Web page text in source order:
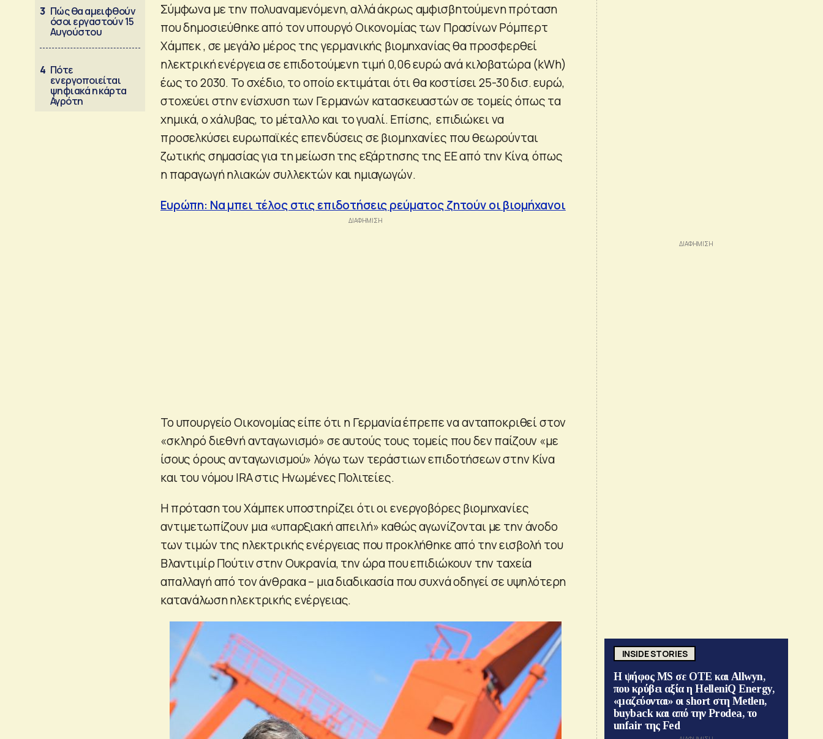
3 Πώς θα αμειφθούν
όσοι εργαστούν 15
Αυγούστου
4 Πότε
ενεργοποιείται
ψηφιακά η κάρτα
Αγρότη
Σύμφωνα με την πολυαναμενόμενη, αλλά άκρως αμφισβητούμενη πρόταση
που δημοσιεύθηκε από τον υπουργό Οικονομίας των Πρασίνων Ρόμπερτ
Χάμπεκ , σε μεγάλο μέρος της γερμανικής βιομηχανίας θα προσφερθεί
ηλεκτρική ενέργεια σε επιδοτούμενη τιμή 0,06 ευρώ ανά κιλοβατώρα (kWh)
έως το 2030. Το σχέδιο, το οποίο εκτιμάται ότι θα κοστίσει 25-30 δισ. ευρώ,
στοχεύει στην ενίσχυση των Γερμανών κατασκευαστών σε τομείς όπως τα
χημικά, ο χάλυβας, το μέταλλο και το γυαλί. Επίσης, επιδιώκει να
προσελκύσει ευρωπαϊκές επενδύσεις σε βιομηχανίες που θεωρούνται
ζωτικής σημασίας για τη μείωση της εξάρτησης της ΕΕ από την Κίνα, όπως
η παραγωγή ηλιακών συλλεκτών και ημιαγωγών.
Ευρώπη: Να μπει τέλος στις επιδοτήσεις ρεύματος ζητούν οι βιομήχανοι
Το υπουργείο Οικονομίας είπε ότι η Γερμανία έπρεπε να ανταποκριθεί στον
«σκληρό διεθνή ανταγωνισμό» σε αυτούς τους τομείς που δεν παίζουν «με
ίσους όρους ανταγωνισμού» λόγω των τεράστιων επιδοτήσεων στην Κίνα
και του νόμου IRA στις Ηνωμένες Πολιτείες.
Η πρόταση του Χάμπεκ υποστηρίζει ότι οι ενεργοβόρες βιομηχανίες
αντιμετωπίζουν μια «υπαρξιακή απειλή» καθώς αγωνίζονται με την άνοδο
των τιμών της ηλεκτρικής ενέργειας που προκλήθηκε από την εισβολή του
Βλαντιμίρ Πούτιν στην Ουκρανία, την ώρα που επιδιώκουν την ταχεία
απαλλαγή από τον άνθρακα – μια διαδικασία που συχνά οδηγεί σε υψηλότερη
κατανάλωση ηλεκτρικής ενέργειας.
INSIDE STORIES
Η ψήφος MS σε ΟΤΕ και Allwyn,
που κρύβει αξία η HelleniQ Energy,
«μαζεύονται» οι short στη Metlen,
buyback και από την Prodea, το
unfair της Fed